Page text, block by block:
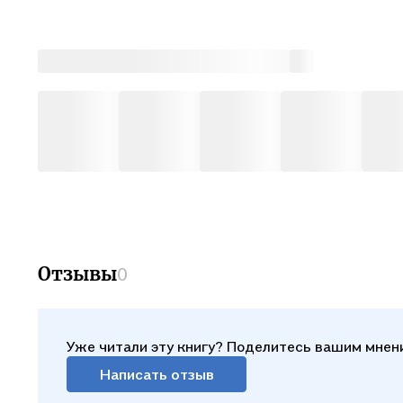
Отзывы0
Уже читали эту книгу? Поделитесь вашим
Написать отзыв